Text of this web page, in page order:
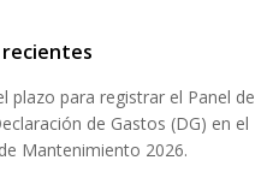
plazo para registrar el Panel de
de Gastos (DG) en el
Mantenimiento 2026.